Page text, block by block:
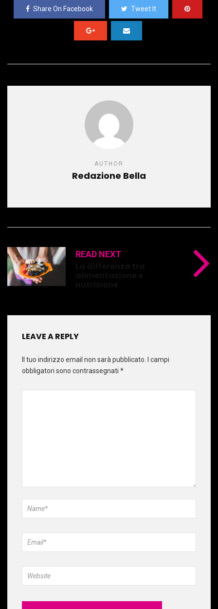
Share On Facebook Tweet It
AUTHOR
Redazione Bella
READ NEXT
LEAVE A REPLY
Il tuo indirizzo email non sarà pubblicato. I campi
obbligatori sono contrassegnati *